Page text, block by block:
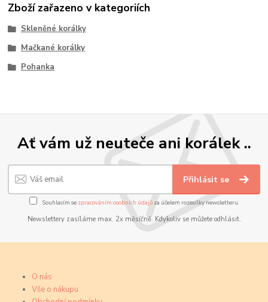
Zboží zařazeno v kategoriích
Skleněné korálky
Mačkané korálky
Pohanka
Ať vám už neuteče ani korálek ..
Přihlásit se
Souhlasím se zpracováním osobních údajůza účelem rozesílky newsletteru.
Newslettery zasíláme max. 2x měsíčně. Kdykoliv se můžete odhlásit.
O nás
Vše o nákupu